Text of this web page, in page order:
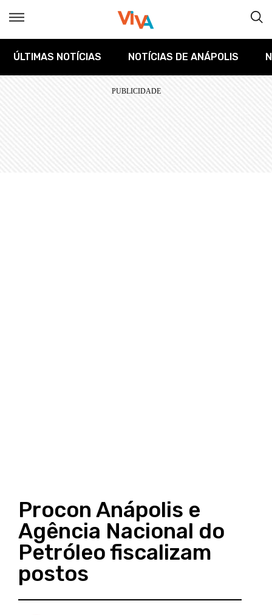
ÚLTIMAS NOTÍCIAS NOTÍCIAS DE ANÁPOLIS
Procon Anápolis e
Agência Nacional do
Petróleo fiscalizam
postos